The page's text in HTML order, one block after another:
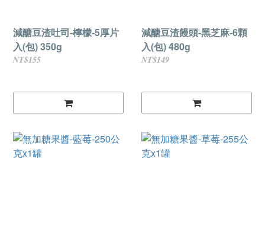
減醣豆渣吐司-檸檬-5厚片
入(包) 350g
NT$155
減醣豆渣饅頭-黑芝麻-6顆
入(包) 480g
NT$149